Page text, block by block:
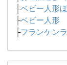
├ベビー人形
├ベビー人形
├フランケン